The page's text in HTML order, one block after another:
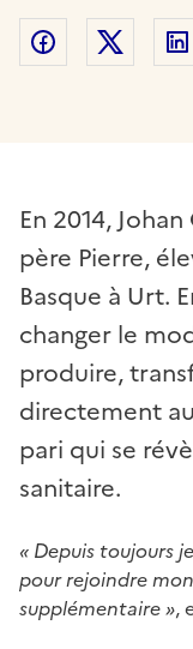
Partager sur
En 2014,
père Pierre,
Basque à Urt.
changer le
produire,
directement
pari qui se
sanitaire.
« Depuis toujours
pour rejoindre
supplémentaire »,